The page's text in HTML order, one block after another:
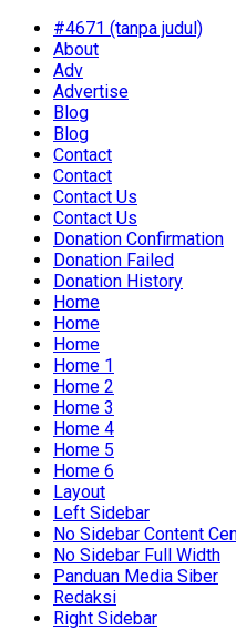
#4671 (tanpa judul)
About
Adv
Advertise
Blog
Blog
Contact
Contact
Contact Us
Contact Us
Donation Confirmation
Donation Failed
Donation History
Home
Home
Home
Home 1
Home 2
Home 3
Home 4
Home 5
Home 6
Layout
Left Sidebar
No Sidebar Content
No Sidebar Full Width
Panduan Media Siber
Redaksi
Right Sidebar